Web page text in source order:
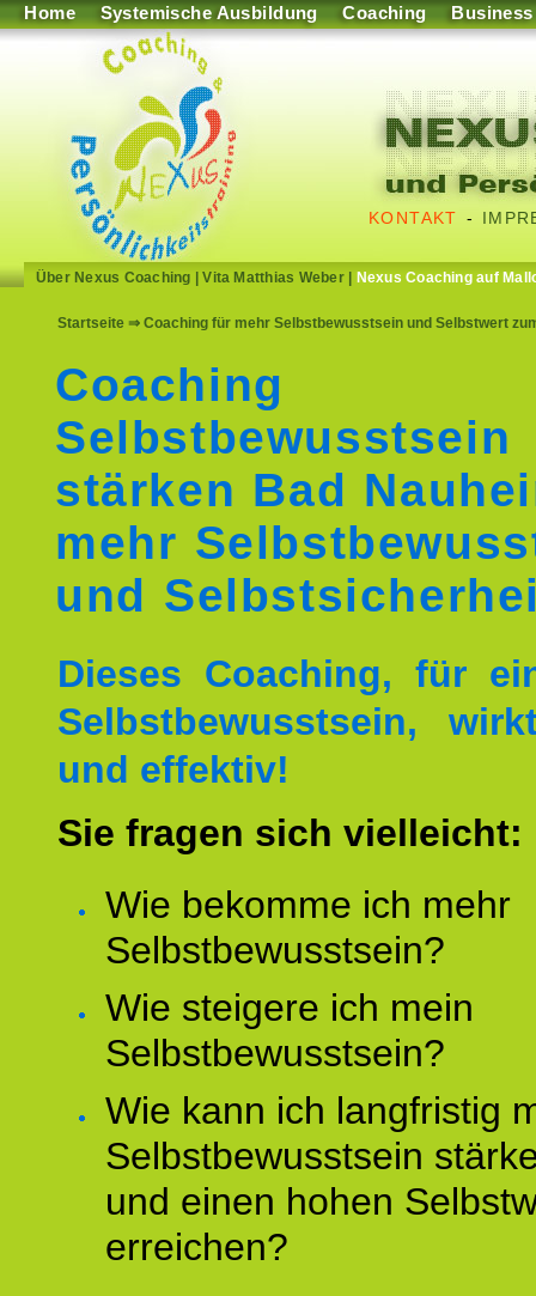
Home Systemische Ausbildung Coaching Business
KONTAKT -
Über Nexus Coaching |Vita Matthias Weber| Nexus Coaching auf
Startseite ⇒ Coaching für mehr Selbstbewusstsein und Selbstwert
Coaching
Selbstbewusstsein
stärken Bad
mehr
und
Dieses Coaching, für
Selbstbewusstsein,
und effektiv!
Sie fragen sich vielleicht:
Wie bekomme ich mehr
Selbstbewusstsein?
Wie steigere ich mein
Selbstbewusstsein?
Wie kann ich langfristig
Selbstbewusstsein
und einen hohen
erreichen?